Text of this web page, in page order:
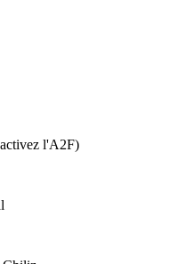
l'A2F)